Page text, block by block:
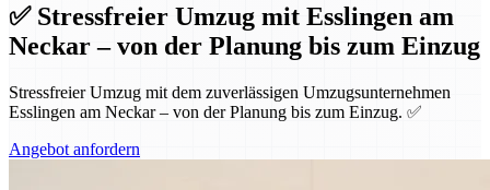
✅ Stressfreier Umzug mit Esslingen am
Neckar – von der Planung bis zum Einzug
Stressfreier Umzug mit dem zuverlässigen Umzugsunternehmen
Esslingen am Neckar – von der Planung bis zum Einzug. ✅
Angebot anfordern